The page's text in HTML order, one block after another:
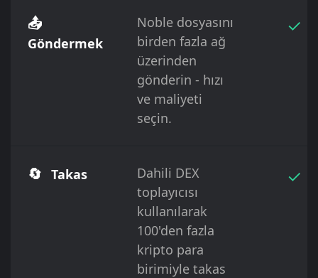
📤
Göndermek
Noble dosyasını
birden fazla ağ
üzerinden
gönderin - hızı
ve maliyeti
seçin.
✓
🔄 Takas
Dahili DEX
toplayıcısı
kullanılarak
100'den fazla
kripto para
birimiyle takas
✓